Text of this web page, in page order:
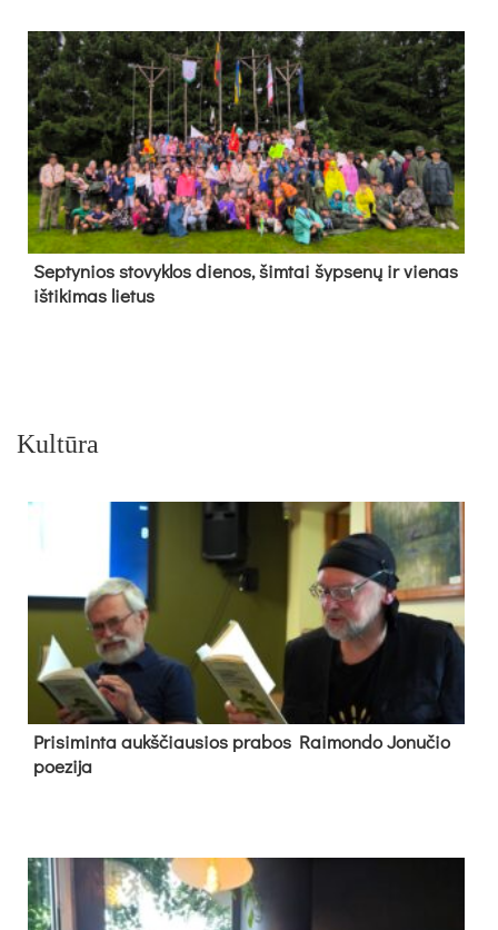
Sep­ty­nios sto­vyk­los die­nos, šim­tai šyp­se­nų ir vie­nas
iš­ti­ki­mas lie­tus
Kultūra
Pri­si­min­ta aukš­čiau­sios pra­bos Rai­mon­do Jo­nu­čio
poe­zi­ja